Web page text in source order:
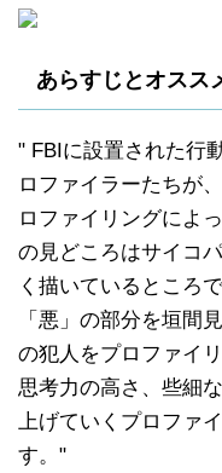
あらすじとオスス
" FBIに設置された行
ロファイラーたちが
ロファイリングによ
の見どころはサイコ
く描いているところ
「悪」の部分を垣間
の犯人をプロファイ
思考力の高さ、些細
上げていくプロファ
す。"